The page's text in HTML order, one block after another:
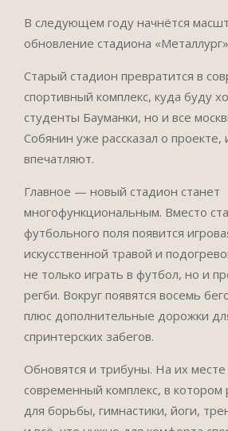
В следующем году начнётся
обновление стадиона
Старый стадион превратится в
спортивный комплекс, куда буду
студенты Бауманки, но и все
Собянин уже рассказал о проекте,
впечатляют.
Главное — новый стадион станет
многофункциональным. Вместо
футбольного поля появится
искусственной травой и
не только играть в футбол, но и
регби. Вокруг появятся восемь
плюс дополнительные дорожки
спринтерских забегов.
Обновятся и трибуны. На их месте
современный комплекс, в котором
для борьбы, гимнастики, йоги,